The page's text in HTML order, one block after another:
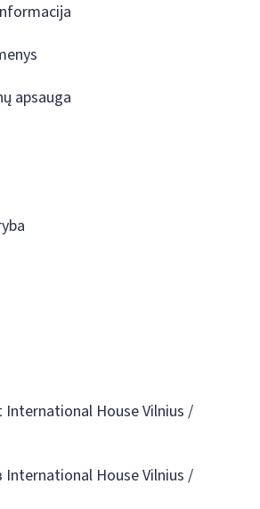
apsauga
House Vilnius /
International House Vilnius /